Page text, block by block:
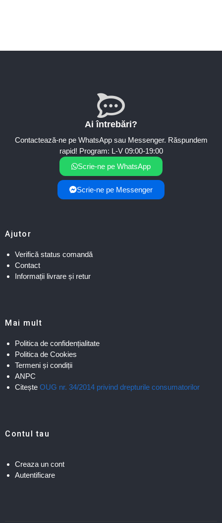
Ai întrebări?
Contactează-ne pe WhatsApp sau Messenger. Răspundem
rapid! Program: L-V 09:00-19:00
Scrie-ne pe WhatsApp
Scrie-ne pe Messenger
Ajutor
Verifică status comandă
Contact
Informații livrare și retur
Mai mult
Politica de confidențialitate
Politica de Cookies
Termeni și condiții
ANPC
Citește OUG nr. 34/2014 privind drepturile consumatorilor
Contul tau
Creaza un cont
Autentificare